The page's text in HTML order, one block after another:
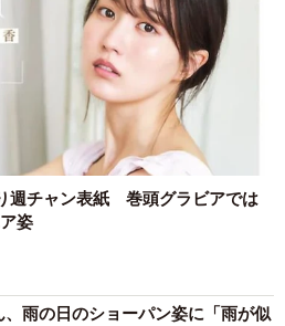
ジメントソリューションズ｜採
る意識調査（2025）
8709951716/
週チャン表紙 巻頭グラビアでは
姿
、雨の日のショーパン姿に「雨が似